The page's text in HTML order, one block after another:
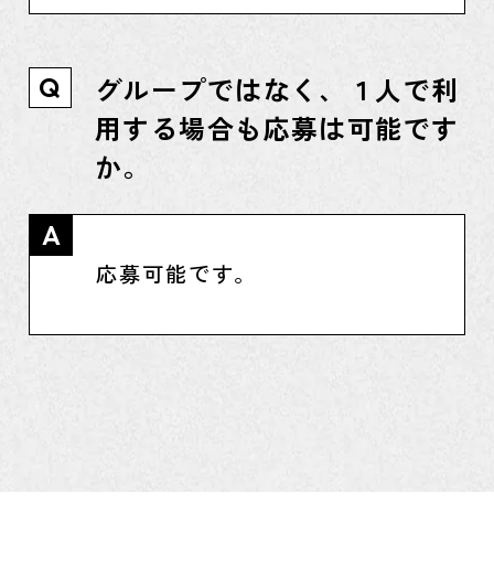
Q
グループではなく、１人で利
用する場合も応募は可能です
か。
A
応募可能です。